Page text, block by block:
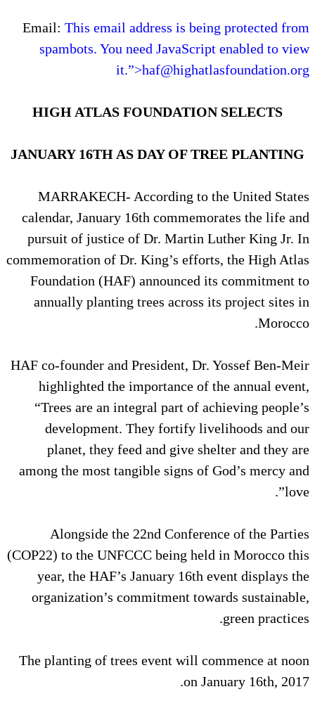
Email: This email address is being protected from
spambots. You need JavaScript enabled to view
it.”>haf@highatlasfoundation.org
HIGH ATLAS FOUNDATION SELECTS
JANUARY 16TH AS DAY OF TREE PLANTING
MARRAKECH- According to the United States
calendar, January 16th commemorates the life and
pursuit of justice of Dr. Martin Luther King Jr. In
commemoration of Dr. King’s efforts, the High Atlas
Foundation (HAF) announced its commitment to
annually planting trees across its project sites in
Morocco.
HAF co-founder and President, Dr. Yossef Ben-Meir
highlighted the importance of the annual event,
“Trees are an integral part of achieving people’s
development. They fortify livelihoods and our
planet, they feed and give shelter and they are
among the most tangible signs of God’s mercy and
love”.
Alongside the 22nd Conference of the Parties
(COP22) to the UNFCCC being held in Morocco this
year, the HAF’s January 16th event displays the
organization’s commitment towards sustainable,
green practices.
The planting of trees event will commence at noon
on January 16th, 2017.